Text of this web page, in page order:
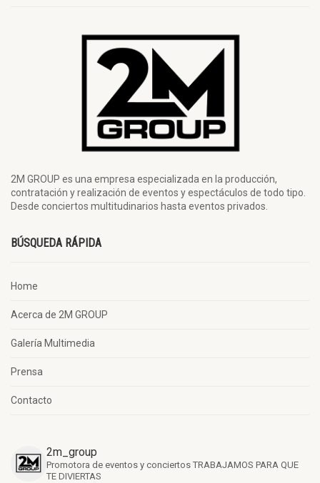
2M GROUP es una empresa especializada en la producción,
contratación y realización de eventos y espectáculos de todo tipo.
Desde conciertos multitudinarios hasta eventos privados.
BÚSQUEDA RÁPIDA
Home
Acerca de 2M GROUP
Galería Multimedia
Prensa
Contacto
2m_group
Promotora de eventos y conciertos TRABAJAMOS PARA QUE
TE DIVIERTAS